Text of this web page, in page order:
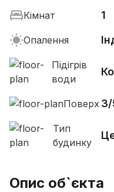
Кімнат 1
Опалення
Підігрів
води
Поверх 3/
Тип
будинку
Опис об`єкта